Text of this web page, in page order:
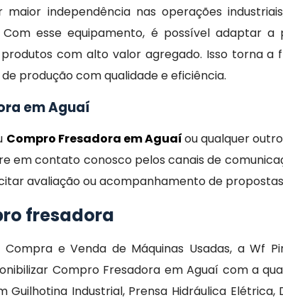
independência nas operações
esse equipamento, é possível adaptar
com alto valor agregado. Isso torna
produção com qualidade e eficiência.
em Aguaí
Compro Fresadora em Aguaíou qualquer
em contato conosco pelos canais de
avaliação ou acompanhamento de
fresadora
e Venda de Máquinas Usadas, a Wf
Compro Fresadora em Aguaí com a
Industrial, Prensa Hidráulica Elétrica,